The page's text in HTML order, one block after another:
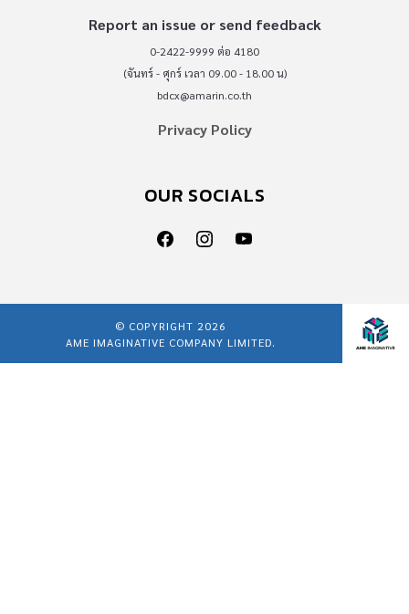
Report an issue or send feedback
0-2422-9999 ต่อ 4180
(จันทร์ - ศุกร์ เวลา 09.00 - 18.00 น)
bdcx@amarin.co.th
Privacy Policy
OUR SOCIALS
© COPYRIGHT 2026
AME IMAGINATIVE COMPANY LIMITED.